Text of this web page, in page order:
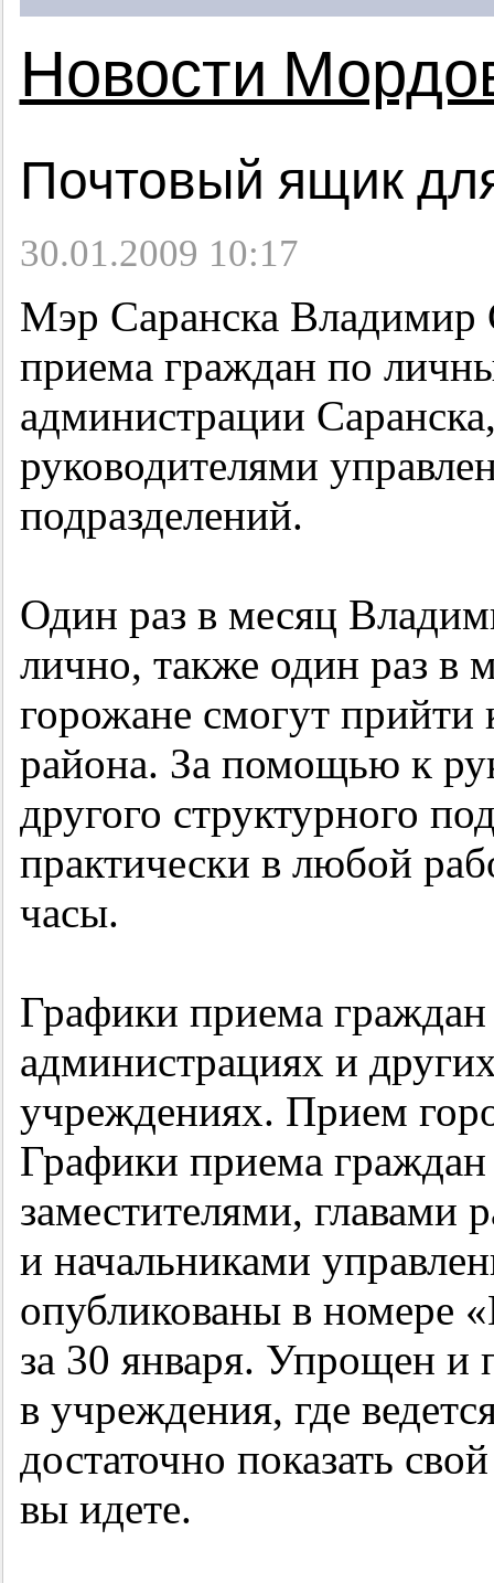
Новости
Почтовый ящик
30.01.2009 10:17
Мэр Саранска Владимир
приема граждан по
администрации
руководителями
подразделений.
Один раз в месяц
лично, также один раз в
горожане смогут прийти
района. За помощью к
другого структурного
практически в любой
часы.
Графики приема
администрациях и
учреждениях. Прием
Графики приема
заместителями, главами
и начальниками
опубликованы в номере
за 30 января. Упрощен
в учреждения, где
достаточно показать
вы идете.